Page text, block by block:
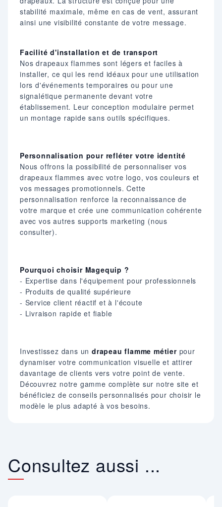
stabilité maximale, même en cas de vent, assurant
ainsi une visibilité constante de votre message.​
Facilité d'installation et de transport
Nos drapeaux flammes sont légers et faciles à
installer, ce qui les rend idéaux pour une utilisation
lors d'événements temporaires ou pour une
signalétique permanente devant votre
établissement. Leur conception modulaire permet
un montage rapide sans outils spécifiques.​
Personnalisation pour refléter votre identité
Nous offrons la possibilité de personnaliser vos
drapeaux flammes avec votre logo, vos couleurs et
vos messages promotionnels. Cette
personnalisation renforce la reconnaissance de
votre marque et crée une communication cohérente
avec vos autres supports marketing (nous
consulter).​
Pourquoi choisir Magequip ?
- Expertise dans l'équipement pour professionnels
- Produits de qualité supérieure
- Service client réactif et à l'écoute
- Livraison rapide et fiable​
Investissez dans un drapeau flamme métierpour
dynamiser votre communication visuelle et attirer
davantage de clients vers votre point de vente.
Découvrez notre gamme complète sur notre site et
bénéficiez de conseils personnalisés pour choisir le
modèle le plus adapté à vos besoins.
Consultez aussi ...